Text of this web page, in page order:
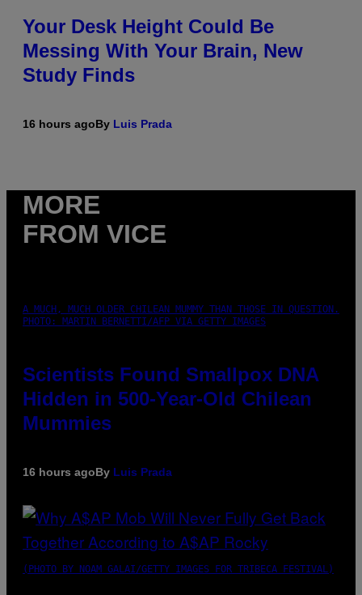
Your Desk Height Could Be
Messing With Your Brain, New
Study Finds
16 hours agoBy Luis Prada
MORE
FROM VICE
A MUCH, MUCH OLDER CHILEAN MUMMY THAN THOSE IN QUESTION.
PHOTO: MARTIN BERNETTI/AFP VIA GETTY IMAGES
Scientists Found Smallpox DNA
Hidden in 500-Year-Old Chilean
Mummies
16 hours agoBy Luis Prada
(PHOTO BY NOAM GALAI/GETTY IMAGES FOR TRIBECA FESTIVAL)